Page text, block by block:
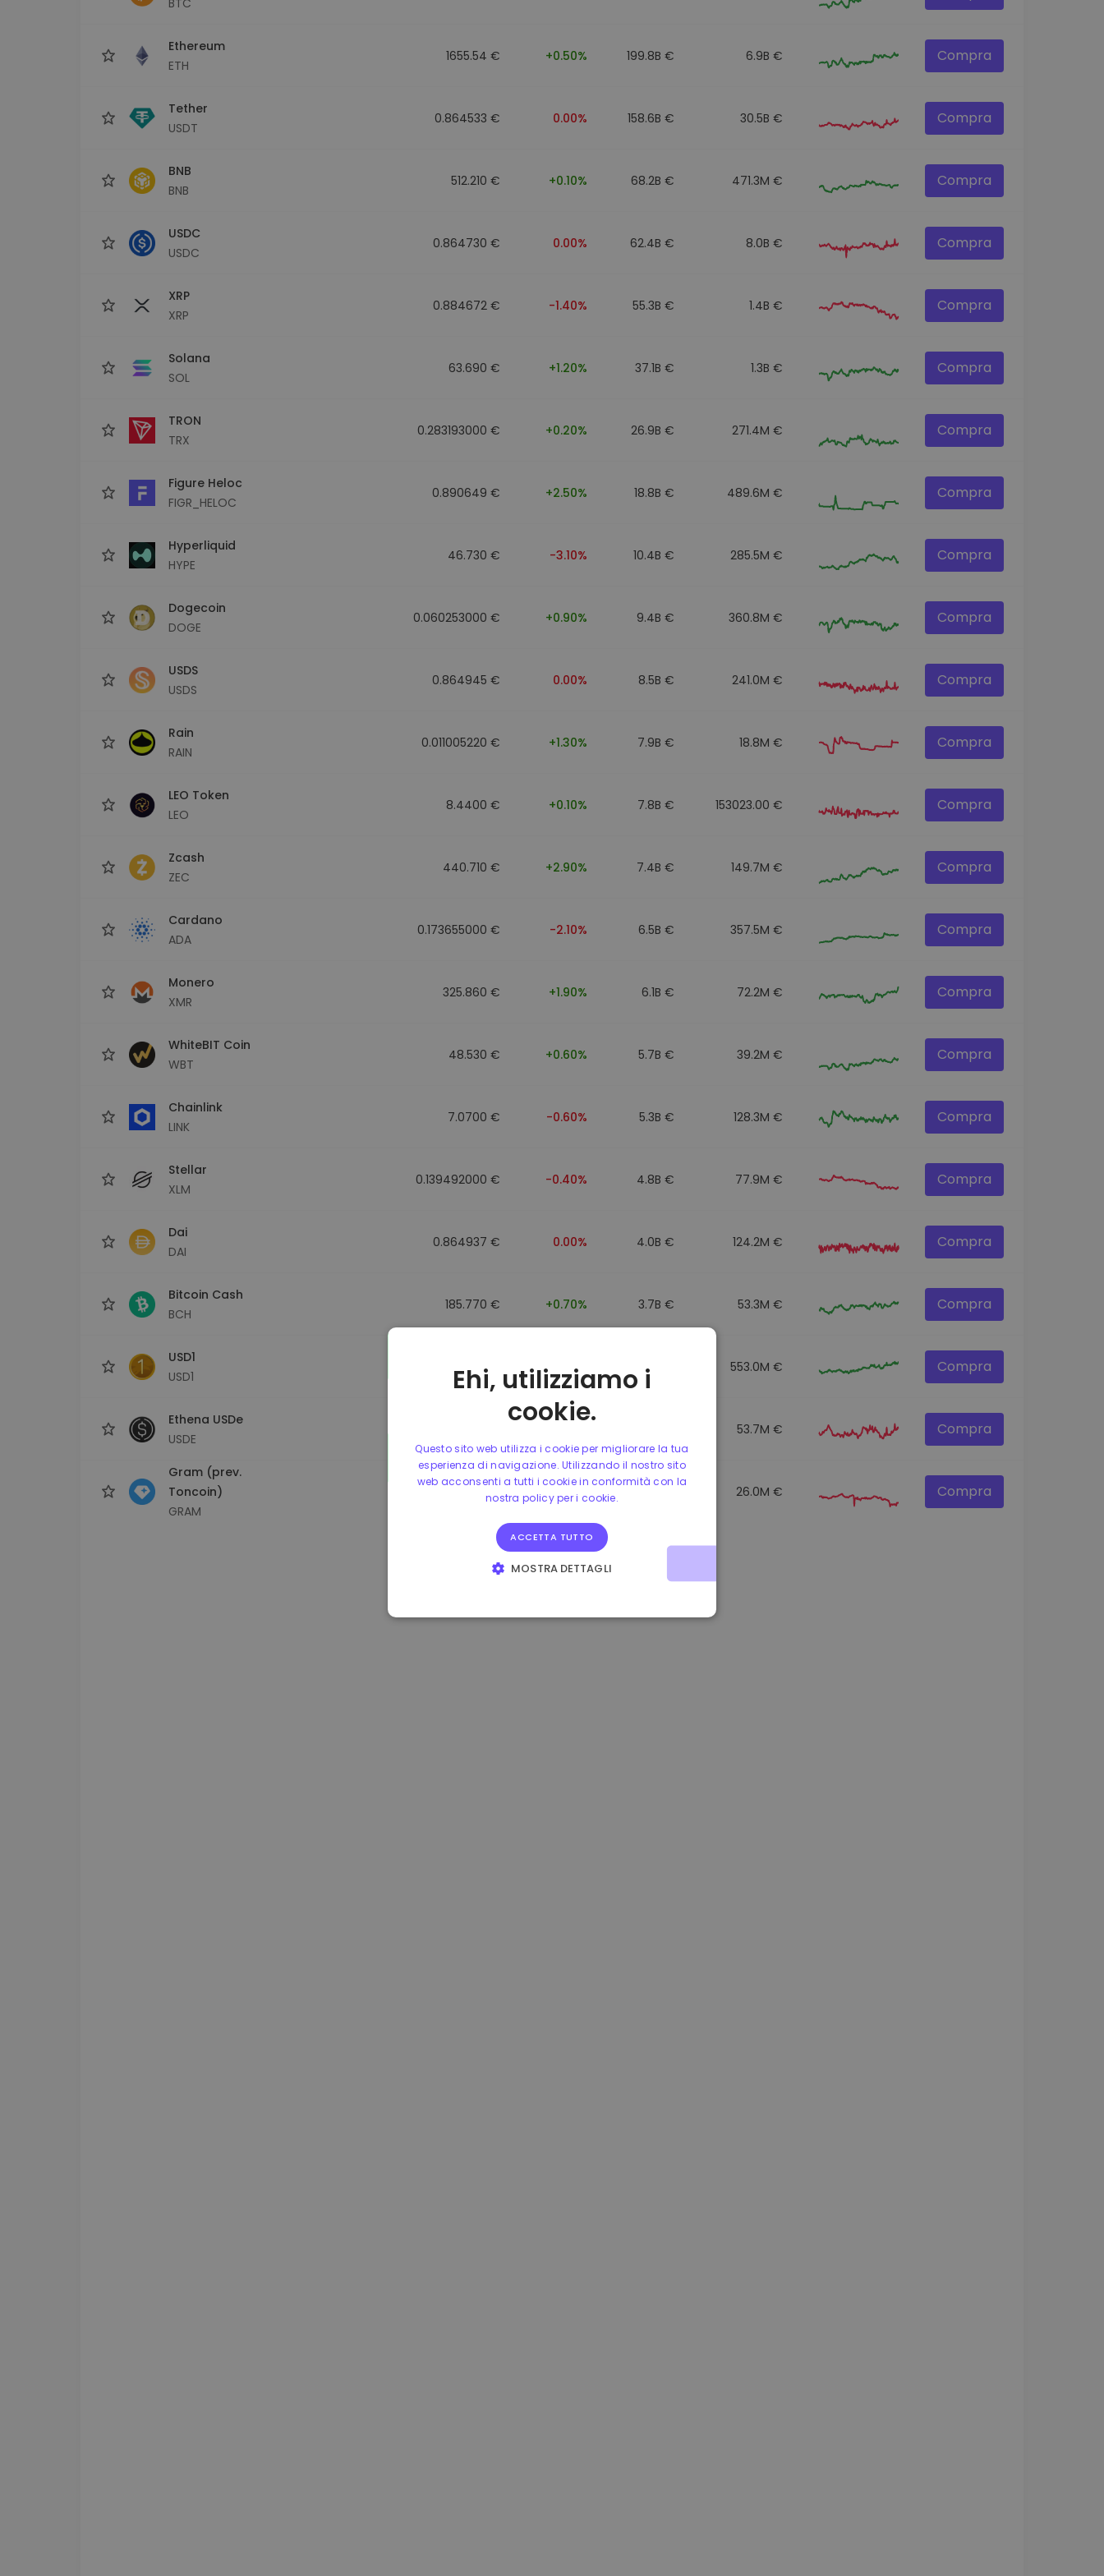
Ethereum
ETH
1655.54 € +0.50% 199.8B € 6.9B € Compra
Tether
USDT
0.864533 € 0.00% 158.6B € 30.5B € Compra
BNB
BNB
512.210 € +0.10% 68.2B € 471.3M € Compra
USDC
USDC
0.864730 € 0.00% 62.4B € 8.0B € Compra
XRP
XRP
0.884672 € -1.40% 55.3B € 1.4B € Compra
Solana
SOL
63.690 € +1.20% 37.1B € 1.3B € Compra
TRON
TRX
0.283193000 € +0.20% 26.9B € 271.4M € Compra
Figure Heloc
FIGR_HELOC
0.890649 € +2.50% 18.8B € 489.6M € Compra
Hyperliquid
HYPE
46.730 € -3.10% 10.4B € 285.5M € Compra
Dogecoin
DOGE
0.060253000 € +0.90% 9.4B € 360.8M € Compra
USDS
USDS
0.864945 € 0.00% 8.5B € 241.0M € Compra
Rain
RAIN
0.011005220 € +1.30% 7.9B € 18.8M € Compra
LEO Token
LEO
8.4400 € +0.10% 7.8B € 153023.00 € Compra
Zcash
ZEC
440.710 € +2.90% 7.4B € 149.7M € Compra
Cardano
ADA
0.173655000 € -2.10% 6.5B € 357.5M € Compra
Monero
XMR
325.860 € +1.90% 6.1B € 72.2M € Compra
WhiteBIT Coin
WBT
48.530 € +0.60% 5.7B € 39.2M € Compra
Chainlink
LINK
7.0700 € -0.60% 5.3B € 128.3M € Compra
Stellar
XLM
0.139492000 € -0.40% 4.8B € 77.9M € Compra
Dai
DAI
0.864937 € 0.00% 4.0B € 124.2M € Compra
Bitcoin Cash
BCH
185.770 € +0.70% 3.7B € 53.3M € Compra
USD1
USD1
0.864857 € 0.00% 3.5B € 553.0M € Compra
Ethena USDe
USDE
53.7M € Compra
Gram (prev.
Toncoin)
GRAM
-1.80% 26.0M € Compra
Ehi, utilizziamo i
cookie.
Questo sito web utilizza i cookie per migliorare la tua
esperienza di navigazione. Utilizzando il nostro sito
web acconsenti a tutti i cookie in conformità con la
nostra policy per i cookie.
ACCETTA TUTTO
MOSTRA DETTAGLI